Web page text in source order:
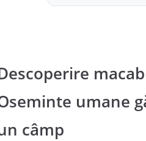
umane
câmp